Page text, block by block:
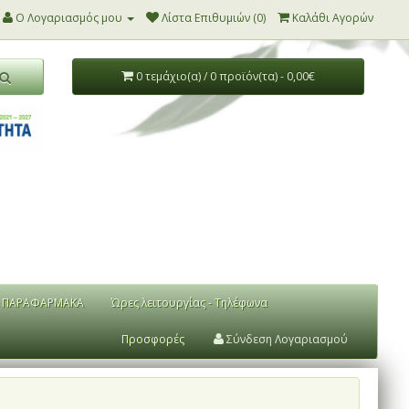
Ο Λογαριασμός μου Λίστα Επιθυμιών (0) Καλάθι Αγορών
0 τεμάχιο(α) / 0 προϊόν(τα) - 0,00€
ΠΑΡΑΦΑΡΜΑΚΑ Ώρες λειτουργίας - Τηλέφωνα
Προσφορές Σύνδεση Λογαριασμού